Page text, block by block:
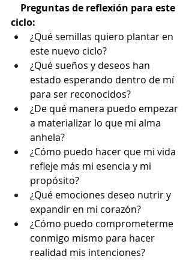
Preguntas de reflexión para este
ciclo:
¿Qué semillas quiero plantar en
este nuevo ciclo?
¿Qué sueños y deseos han
estado esperando dentro de mí
para ser reconocidos?
¿De qué manera puedo empezar
a materializar lo que mi alma
anhela?
¿Cómo puedo hacer que mi vida
refleje más mi esencia y mi
propósito?
¿Qué emociones deseo nutrir y
expandir en mi corazón?
¿Cómo puedo comprometerme
conmigo mismo para hacer
realidad mis intenciones?